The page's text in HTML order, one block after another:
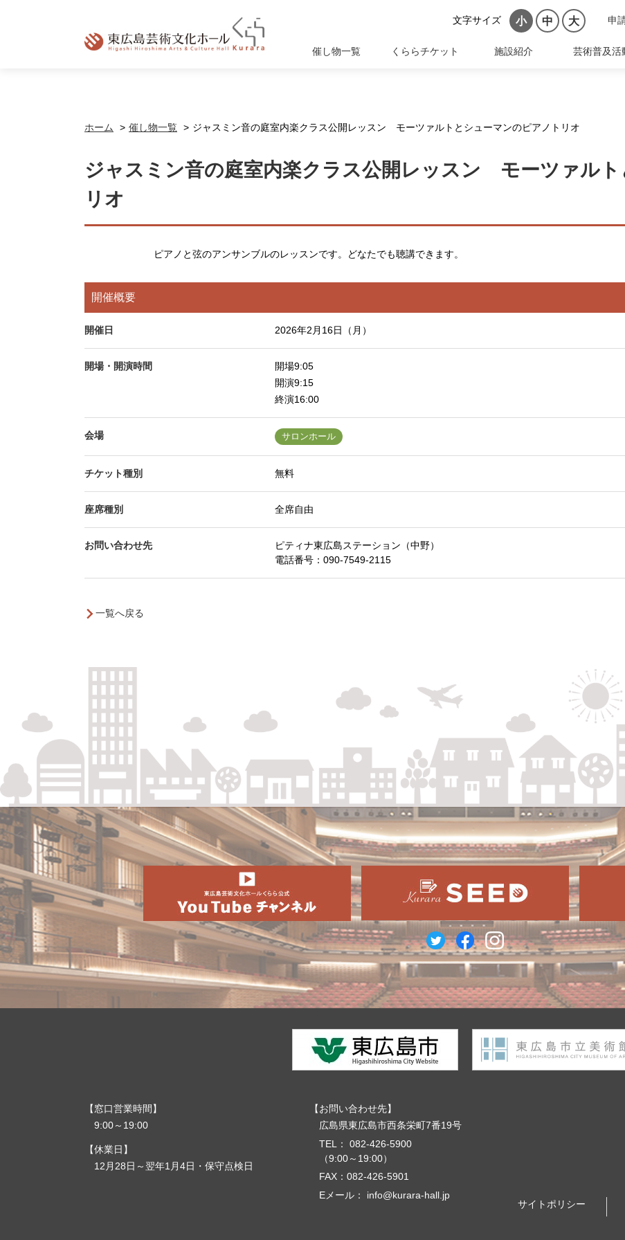
文字サイズ 小 中 大 申
催し物一覧 くららチケット 施設紹介 芸術普及活
ホーム 催し物一覧 ジャスミン音の庭室内楽クラス公開レッスン モーツァルトとシューマンのピアノトリオ
ジャスミン音の庭室内楽クラス公開レッスン モーツァルト
リオ
ピアノと弦のアンサンブルのレッスンです。どなたでも聴講できます。
開催概要
開催日 2026年2月16日（月）
開場・開演時間
開場9:05
開演9:15
終演16:00
会場 サロンホール
チケット種別 無料
座席種別 全席自由
お問い合わせ先
ピティナ東広島ステーション（中野）
電話番号： 090-7549-2115
一覧へ戻る
窓口営業時間
9:00～19:00
休業日
12月28日～翌年1月4日・保守点検日
お問い合わせ先
広島県東広島市西条栄町7番19号
TEL：
082-426-5900
（9:00～19:00）
FAX：082-426-5901
Eメール：
info@kurara-hall.jp
サイトポリシー